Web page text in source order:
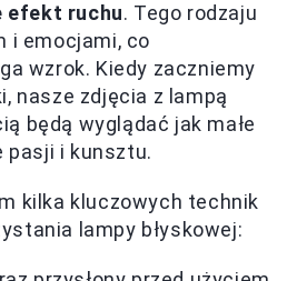
efekt ruchu. Tego rodzaju
i emocjami, co
wzrok. Kiedy zaczniemy
nasze zdjęcia z lampą
będą wyglądać jak małe
pasji i kunsztu.
kilka kluczowych technik
lampy błyskowej: